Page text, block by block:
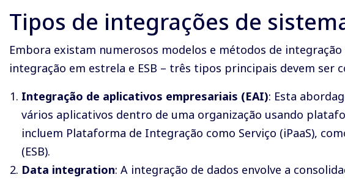
Tipos de integrações de
Embora existam numerosos modelos e métodos de
integração em estrela e ESB – três tipos principais devem ser
Integração de aplicativos empresariais (EAI): Esta
vários aplicativos dentro de uma organização usando
incluem Plataforma de Integração como Serviço (iPaaS),
(ESB).
Data integration: A integração de dados envolve a